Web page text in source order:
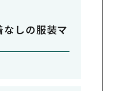
しの服装マ